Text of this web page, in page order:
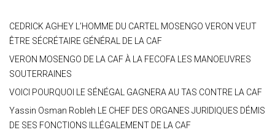
CEDRICK AGHEY L’HOMME DU CARTEL MOSENGO VERON VEUT
ÊTRE SÉCRÉTAIRE GÉNÉRAL DE LA CAF
VERON MOSENGO DE LA CAF À LA FECOFA LES MANOEUVRES
SOUTERRAINES
VOICI POURQUOI LE SÉNÉGAL GAGNERA AU TAS CONTRE LA CAF
Yassin Osman Robleh LE CHEF DES ORGANES JURIDIQUES DÉMIS
DE SES FONCTIONS ILLÉGALEMENT DE LA CAF